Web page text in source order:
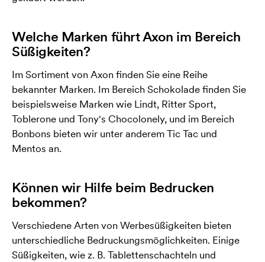
Welche Marken führt Axon im Bereich
Süßigkeiten?
Im Sortiment von Axon finden Sie eine Reihe
bekannter Marken. Im Bereich Schokolade finden Sie
beispielsweise Marken wie Lindt, Ritter Sport,
Toblerone und Tony's Chocolonely, und im Bereich
Bonbons bieten wir unter anderem Tic Tac und
Mentos an.
Können wir Hilfe beim Bedrucken
bekommen?
Verschiedene Arten von Werbesüßigkeiten bieten
unterschiedliche Bedruckungsmöglichkeiten. Einige
Süßigkeiten, wie z. B. Tablettenschachteln und